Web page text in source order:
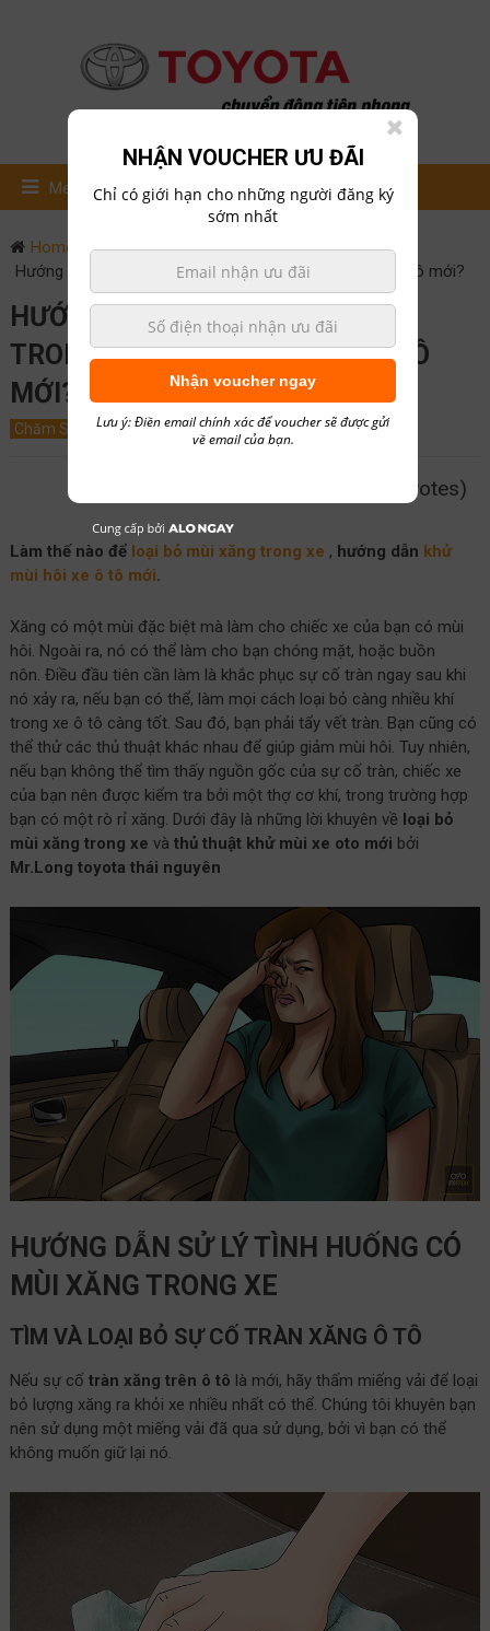
Menu
Home
Chăm Sóc Xe
Hướng dẫn loại bỏ mùi xăng trong xe hơi, khử mùi xe ô tô mới?
HƯỚNG DẪN LOẠI BỎ MÙI XĂNG
TRONG XE HƠI, KHỬ MÙI XE Ô TÔ
MỚI?
Chăm Sóc Xe April 22, 2018 0 hailong01
5/5 - (2 votes)
Làm thế nào để loại bỏ mùi xăng trong xe , hướng dẫn khử
mùi hôi xe ô tô mới.
Xăng có một mùi đặc biệt mà làm cho chiếc xe của bạn có mùi
hôi. Ngoài ra, nó có thể làm cho bạn chóng mặt, hoặc buồn
nôn. Điều đầu tiên cần làm là khắc phục sự cố tràn ngay sau khi
nó xảy ra, nếu bạn có thể, làm mọi cách loại bỏ càng nhiều khí
trong xe ô tô càng tốt. Sau đó, bạn phải tẩy vết tràn. Bạn cũng có
thể thử các thủ thuật khác nhau để giúp giảm mùi hôi. Tuy nhiên,
nếu bạn không thể tìm thấy nguồn gốc của sự cố tràn, chiếc xe
của bạn nên được kiểm tra bởi một thợ cơ khí, trong trường hợp
bạn có một rò rỉ xăng. Dưới đây là những lời khuyên về loại bỏ
mùi xăng trong xe và thủ thuật khử mùi xe oto mới bởi
Mr.Long toyota thái nguyên
HƯỚNG DẪN SỬ LÝ TÌNH HUỐNG CÓ
MÙI XĂNG TRONG XE
TÌM VÀ LOẠI BỎ SỰ CỐ TRÀN XĂNG Ô TÔ
Nếu sự cố tràn xăng trên ô tô là mới, hãy thấm miếng vải để loại
bỏ lượng xăng ra khỏi xe nhiều nhất có thể. Chúng tôi khuyên bạn
nên sử dụng một miếng vải đã qua sử dụng, bởi vì bạn có thể
không muốn giữ lại nó.
NHẬN VOUCHER ƯU ĐÃI
Chỉ có giới hạn cho những người đăng ký
sớm nhất
Nhận voucher ngay
Lưu ý: Điền email chính xác để voucher sẽ được gửi
về email của bạn.